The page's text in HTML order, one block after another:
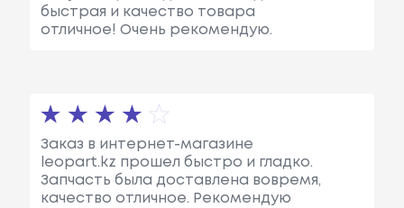
быстрая и качество товара
отличное! Очень рекомендую.
Заказ в интернет-магазине
leopart.kz прошел быстро и гладко.
Запчасть была доставлена вовремя,
качество отличное. Рекомендую